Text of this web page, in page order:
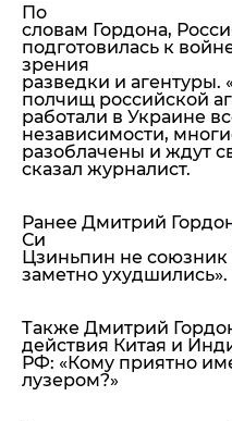
По
словам Гордона,
подготовилась к
зрения
разведки и агентуры.
полчищ российской
работали в Украине
независимости,
разоблачены и ждут
сказал журналист.
Ранее Дмитрий
Си
Цзиньпин не
заметно ухудшились».
Также Дмитрий
действия Китая и
РФ: «Кому приятно
лузером?»